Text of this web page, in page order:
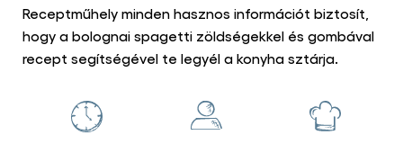
Receptműhely minden hasznos információt biztosít,
hogy a bolognai spagetti zöldségekkel és gombával
recept segítségével te legyél a konyha sztárja.